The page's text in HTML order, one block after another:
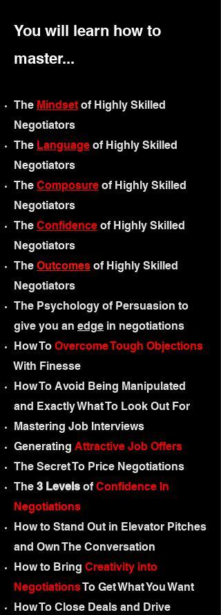
You will learn how to
master...
The Mindset of Highly Skilled
Negotiators
The Language of Highly Skilled
Negotiators
The Composure of Highly Skilled
Negotiators
The Confidence of Highly Skilled
Negotiators
The Outcomes of Highly Skilled
Negotiators
The Psychology of Persuasion to
give you an edge in negotiations
How To Overcome Tough Objections
With Finesse
How To Avoid Being Manipulated
and Exactly What To Look Out For
Mastering Job Interviews
Generating Attractive Job Offers
The Secret To Price Negotiations
The 3 Levels of Confidence In
Negotiations
How to Stand Out in Elevator Pitches
and Own The Conversation
How to Bring Creativity into
NegotiationsTo Get What You Want
How To Close Deals and Drive